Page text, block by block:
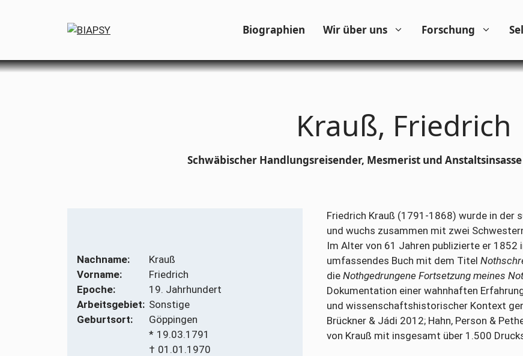
Biographien Wir über uns Forschung
Krauß, Friedrich
Schwäbischer Handlungsreisender, Mesmerist und
Friedrich Krauß (1791-1868) wurde in der
und wuchs zusammen mit zwei
Im Alter von 61 Jahren publizierte er 1852
umfassendes Buch mit dem Titel
die Nothgedrungene Fortsetzung meines
Dokumentation einer wahnhaften
und wissenschaftshistorischer Kontext
Brückner & Jádi 2012; Hahn, Person &
von Krauß mit insgesamt über 1.500
Nachname:
Krauß
Vorname:
Friedrich
Epoche:
19. Jahrhundert
Arbeitsgebiet: Sonstige
Geburtsort:
Göppingen
* 19.03.1791
† 01.01.1970